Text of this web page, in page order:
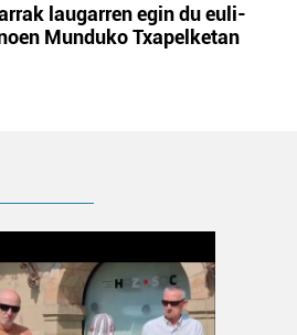
laugarren egin du euli-
Munduko Txapelketan